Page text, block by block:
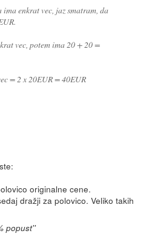
ima enkrat vec, jaz smatram, da
vec, potem ima 20 + 20 =
= 2 x 20EUR = 40EUR
originalne cene.
dražji za polovico. Veliko takih
popust''